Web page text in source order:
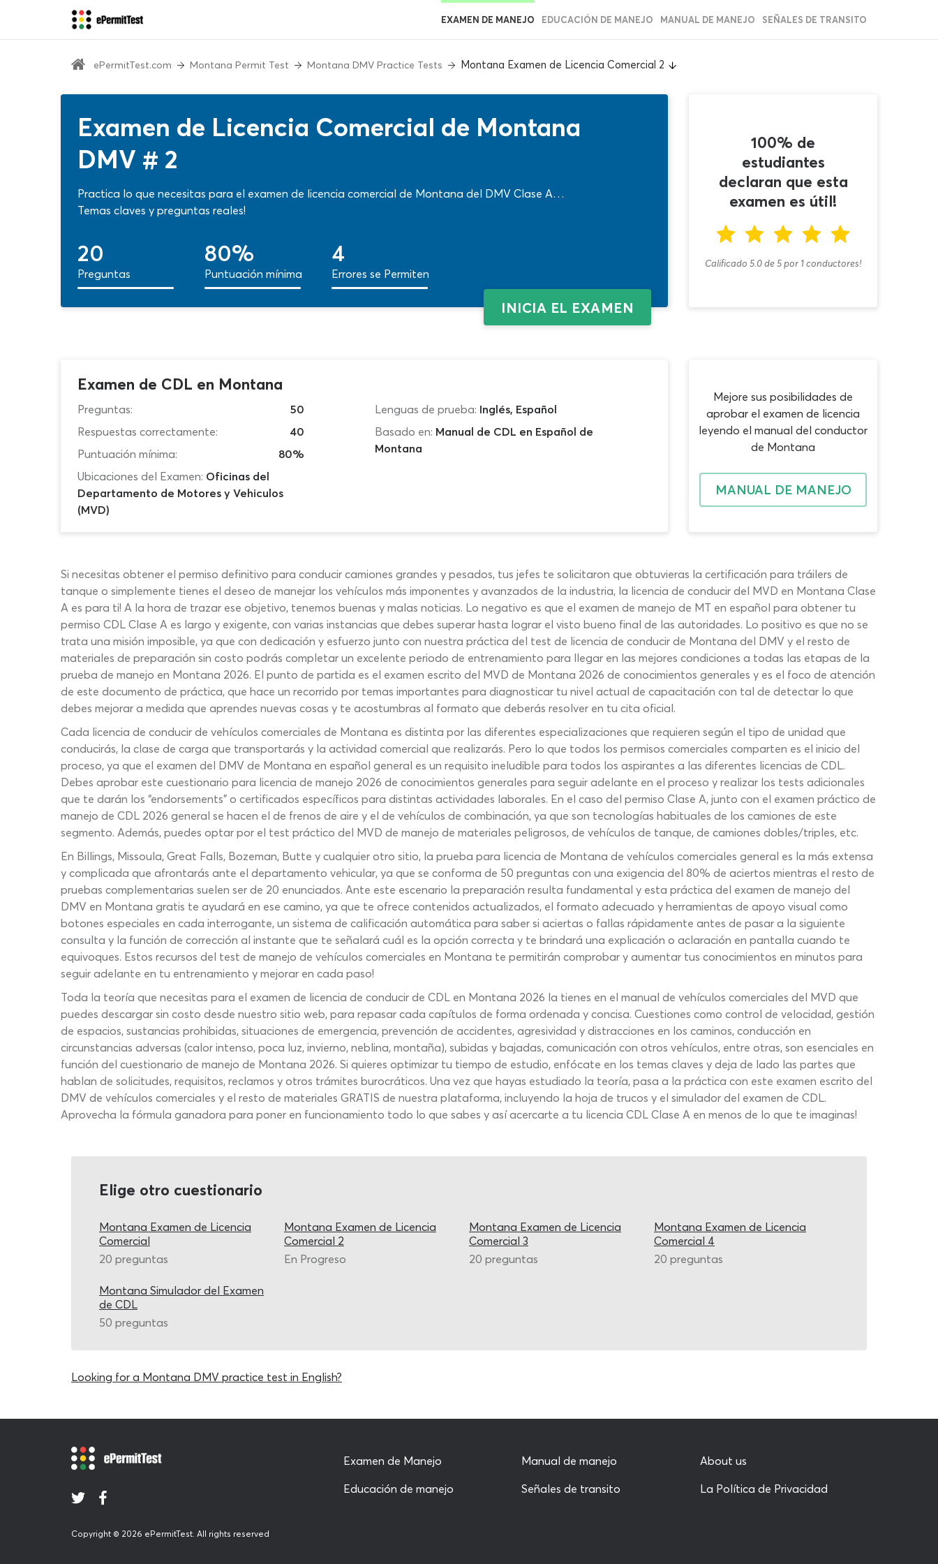
EXAMEN DE MANEJO EDUCACIÓN DE MANEJO MANUAL DE MANEJO SEÑALES DE TRANSITO
ePermitTest.com Montana Permit Test Montana DMV Practice Tests Montana Examen de Licencia Comercial 2
Examen de Licencia Comercial de Montana
DMV # 2
Practica lo que necesitas para el examen de licencia comercial de Montana del DMV Clase A…
Temas claves y preguntas reales!
20
Preguntas
80%
Puntuación mínima
4
Errores se Permiten
INICIA EL EXAMEN
100% de
estudiantes
declaran que esta
examen es útil!
Calificado 5.0de5 por 1conductores!
Examen de CDL en Montana
Preguntas:
50
Respuestas correctamente:
40
Puntuación mínima:
80%
Ubicaciones del Examen: Oficinas del
Departamento de Motores y Vehiculos
(MVD)
Lenguas de prueba: Inglés, Español
Basado en: Manual de CDL en Español de
Montana
Mejore sus posibilidades de
aprobar el examen de licencia
leyendo el manual del conductor
de Montana
MANUAL DE MANEJO
Si necesitas obtener el permiso definitivo para conducir camiones grandes y pesados, tus jefes te solicitaron que obtuvieras la certificación para tráilers de
tanque o simplemente tienes el deseo de manejar los vehículos más imponentes y avanzados de la industria, la licencia de conducir del MVD en Montana Clase
A es para ti! A la hora de trazar ese objetivo, tenemos buenas y malas noticias. Lo negativo es que el examen de manejo de MT en español para obtener tu
permiso CDL Clase A es largo y exigente, con varias instancias que debes superar hasta lograr el visto bueno final de las autoridades. Lo positivo es que no se
trata una misión imposible, ya que con dedicación y esfuerzo junto con nuestra práctica del test de licencia de conducir de Montana del DMV y el resto de
materiales de preparación sin costo podrás completar un excelente periodo de entrenamiento para llegar en las mejores condiciones a todas las etapas de la
prueba de manejo en Montana 2026. El punto de partida es el examen escrito del MVD de Montana 2026 de conocimientos generales y es el foco de atención
de este documento de práctica, que hace un recorrido por temas importantes para diagnosticar tu nivel actual de capacitación con tal de detectar lo que
debes mejorar a medida que aprendes nuevas cosas y te acostumbras al formato que deberás resolver en tu cita oficial.
Cada licencia de conducir de vehículos comerciales de Montana es distinta por las diferentes especializaciones que requieren según el tipo de unidad que
conducirás, la clase de carga que transportarás y la actividad comercial que realizarás. Pero lo que todos los permisos comerciales comparten es el inicio del
proceso, ya que el examen del DMV de Montana en español general es un requisito ineludible para todos los aspirantes a las diferentes licencias de CDL.
Debes aprobar este cuestionario para licencia de manejo 2026 de conocimientos generales para seguir adelante en el proceso y realizar los tests adicionales
que te darán los “endorsements” o certificados específicos para distintas actividades laborales. En el caso del permiso Clase A, junto con el examen práctico de
manejo de CDL 2026 general se hacen el de frenos de aire y el de vehículos de combinación, ya que son tecnologías habituales de los camiones de este
segmento. Además, puedes optar por el test práctico del MVD de manejo de materiales peligrosos, de vehículos de tanque, de camiones dobles/triples, etc.
En Billings, Missoula, Great Falls, Bozeman, Butte y cualquier otro sitio, la prueba para licencia de Montana de vehículos comerciales general es la más extensa
y complicada que afrontarás ante el departamento vehicular, ya que se conforma de 50 preguntas con una exigencia del 80% de aciertos mientras el resto de
pruebas complementarias suelen ser de 20 enunciados. Ante este escenario la preparación resulta fundamental y esta práctica del examen de manejo del
DMV en Montana gratis te ayudará en ese camino, ya que te ofrece contenidos actualizados, el formato adecuado y herramientas de apoyo visual como
botones especiales en cada interrogante, un sistema de calificación automática para saber si aciertas o fallas rápidamente antes de pasar a la siguiente
consulta y la función de corrección al instante que te señalará cuál es la opción correcta y te brindará una explicación o aclaración en pantalla cuando te
equivoques. Estos recursos del test de manejo de vehículos comerciales en Montana te permitirán comprobar y aumentar tus conocimientos en minutos para
seguir adelante en tu entrenamiento y mejorar en cada paso!
Toda la teoría que necesitas para el examen de licencia de conducir de CDL en Montana 2026 la tienes en el manual de vehículos comerciales del MVD que
puedes descargar sin costo desde nuestro sitio web, para repasar cada capítulos de forma ordenada y concisa. Cuestiones como control de velocidad, gestión
de espacios, sustancias prohibidas, situaciones de emergencia, prevención de accidentes, agresividad y distracciones en los caminos, conducción en
circunstancias adversas (calor intenso, poca luz, invierno, neblina, montaña), subidas y bajadas, comunicación con otros vehículos, entre otras, son esenciales en
función del cuestionario de manejo de Montana 2026. Si quieres optimizar tu tiempo de estudio, enfócate en los temas claves y deja de lado las partes que
hablan de solicitudes, requisitos, reclamos y otros trámites burocráticos. Una vez que hayas estudiado la teoría, pasa a la práctica con este examen escrito del
DMV de vehículos comerciales y el resto de materiales GRATIS de nuestra plataforma, incluyendo la hoja de trucos y el simulador del examen de CDL.
Aprovecha la fórmula ganadora para poner en funcionamiento todo lo que sabes y así acercarte a tu licencia CDL Clase A en menos de lo que te imaginas!
Elige otro cuestionario
Montana Examen de Licencia
Comercial
20 preguntas
Montana Examen de Licencia
Comercial 2
En Progreso
Montana Examen de Licencia
Comercial 3
20 preguntas
Montana Examen de Licencia
Comercial 4
20 preguntas
Montana Simulador del Examen
de CDL
50 preguntas
Looking for a Montana DMV practice test in English?
Copyright © 2026 ePermitTest. All rights reserved
Examen de Manejo
Educación de manejo
Manual de manejo
Señales de transito
About us
La Política de Privacidad